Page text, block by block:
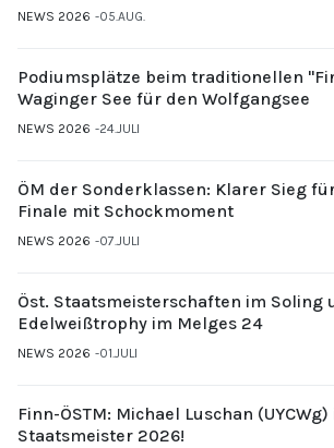
NEWS 2026 05.AUG.
Podiumsplätze beim traditionellen
Waginger See für den Wolfgangsee
NEWS 2026 24.JULI
ÖM der Sonderklassen: Klarer Sieg für
Finale mit Schockmoment
NEWS 2026 07.JULI
Öst. Staatsmeisterschaften im Soling
Edelweißtrophy im Melges 24
NEWS 2026 01.JULI
Finn-ÖSTM: Michael Luschan
Staatsmeister 2026!